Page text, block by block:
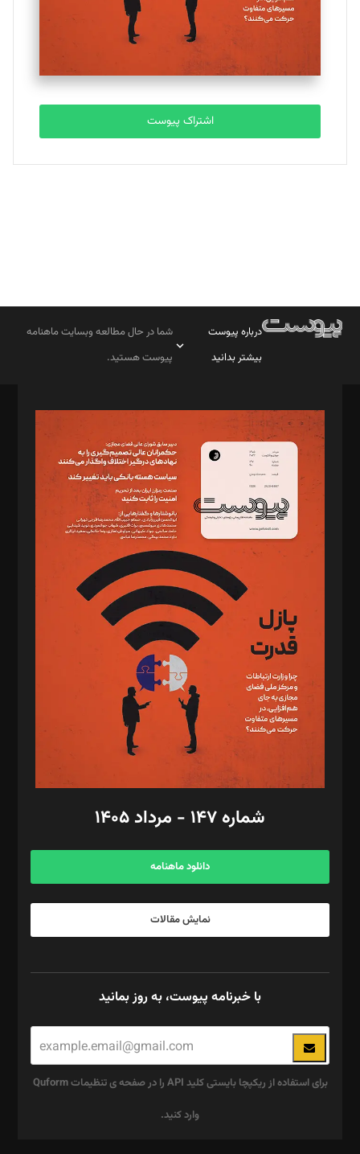
تحریریه
مصطفی مسجدی آرانی
تحریریه
بابک نقاش
تحریریه
اشتراک پیوست
درباره پیوست
بیشتر بدانید
شما در حال مطالعه وبسایت ماهنامه
پیوست هستید.
مدیر مسئول: محمدباقر اثنی‌عشری
سردبیر: مهرک محمودی
دبیر تحریریه: میثم قاسمی
د‌بیر ناداستان: سمانه سمیع
د‌بیر خدمت و تجارت: ابوالفضل رجبی
د‌بیر حقوق فناوری: حسام‌الدین ایپکچی
د‌بیر پیوست جهان: مینا پاکدل
د‌بیر تحریریه آنلاین: بابک نقاش
تحریریه‌: مجتبی محمود‌ی، آرش برهمند، یسنا امان‌پور، سروش کرمیان،
مصطفی مسجدی آرانی، ابوالفضل رجبی، زهرا فکرانه، فائزه فتحی
رستمی،مصطفی باستان
ویرایش: نگار استاد‌‌آقا
طراح یونیفرم: مجید توکلی
فیلمبرداری و عکاسی: امیر شفیعی، مانی لطفی زاده
گرافیک و صفحه‌آرایی: سید‌سبحان‌علی ثابت
مد‌یر توسعه تجاری: کامبیز برید‌
امور مالی: شاپور رهبری، محمد‌ کاظمی‌نیا
آگهی و مشترکین: ۰۹۱۹۹۹۹۰۴۵۴
شماره ۱۴۷ - مرداد ۱۴۰۵
دانلود ماهنامه
نمایش مقالات
با خبرنامه پیوست، به روز بمانید
برای استفاده از ریکپچا بایستی کلید API را در صفحه ی تنظیمات Quform
وارد کنید.